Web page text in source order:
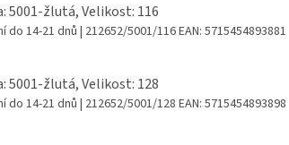
5001-žlutá, Velikost: 116
do 14-21 dnů | 212652/5001/116EAN: 5715454893881
5001-žlutá, Velikost: 128
do 14-21 dnů | 212652/5001/128 EAN: 5715454893898